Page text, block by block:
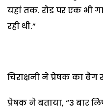
यहां तक. रोड पर एक भी
रही थी.”
चिराक्षनी ने प्रेषक का बैग
प्रेषक ने बताया, “3 बार